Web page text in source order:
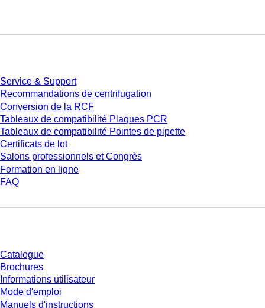
Service & Support
Recommandations de centrifugation
Conversion de la RCF
Tableaux de compatibilité Plaques PCR
Tableaux de compatibilité Pointes de pipette
Certificats de lot
Salons professionnels et Congrès
Formation en ligne
FAQ
Catalogue
Brochures
Informations utilisateur
Mode d'emploi
Manuels d'instructions